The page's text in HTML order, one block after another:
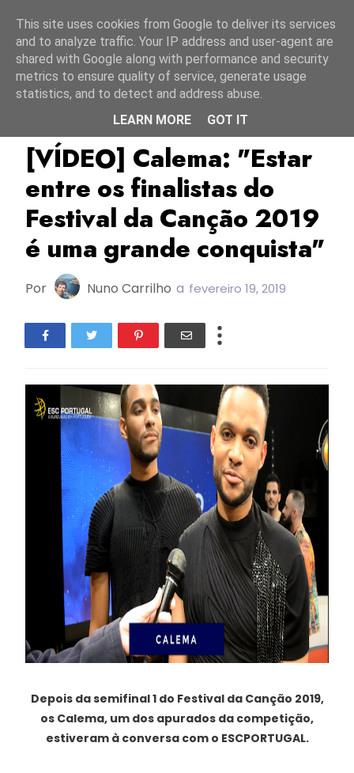
Escportugal FC2019
[VÍDEO] Calema: "Estar
entre os finalistas do
Festival da Canção 2019
é uma grande conquista"
Por Nuno Carrilho a fevereiro 19, 2019
Depois da semifinal 1 do Festival da Canção 2019,
os Calema, um dos apurados da competição,
estiveram à conversa com o ESCPORTUGAL.
This site uses cookies from Google to deliver its services
and to analyze traffic. Your IP address and user-agent are
shared with Google along with performance and security
metrics to ensure quality of service, generate usage
statistics, and to detect and address abuse.
LEARN MORE
GOT IT